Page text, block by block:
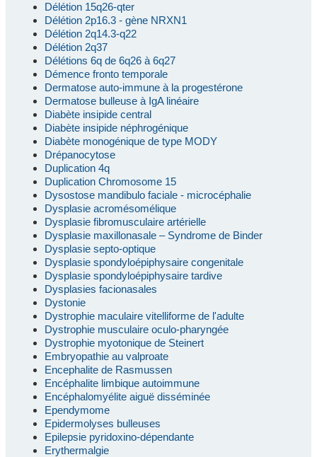
Délétion 15q26-qter
Délétion 2p16.3 - gène NRXN1
Délétion 2q14.3-q22
Délétion 2q37
Délétions 6q de 6q26 à 6q27
Démence fronto temporale
Dermatose auto-immune à la progestérone
Dermatose bulleuse à IgA linéaire
Diabète insipide central
Diabète insipide néphrogénique
Diabète monogénique de type MODY
Drépanocytose
Duplication 4q
Duplication Chromosome 15
Dysostose mandibulo faciale - microcéphalie
Dysplasie acromésomélique
Dysplasie fibromusculaire artérielle
Dysplasie maxillonasale – Syndrome de Binder
Dysplasie septo-optique
Dysplasie spondyloépiphysaire congenitale
Dysplasie spondyloépiphysaire tardive
Dysplasies facionasales
Dystonie
Dystrophie maculaire vitelliforme de l'adulte
Dystrophie musculaire oculo-pharyngée
Dystrophie myotonique de Steinert
Embryopathie au valproate
Encephalite de Rasmussen
Encéphalite limbique autoimmune
Encéphalomyélite aiguë disséminée
Ependymome
Epidermolyses bulleuses
Epilepsie pyridoxino-dépendante
Erythermalgie